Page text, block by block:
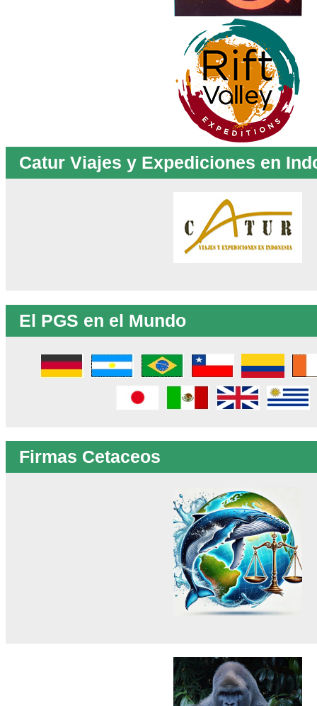
Catur Viajes y Expediciones en
El PGS en el Mundo
Firmas Cetaceos